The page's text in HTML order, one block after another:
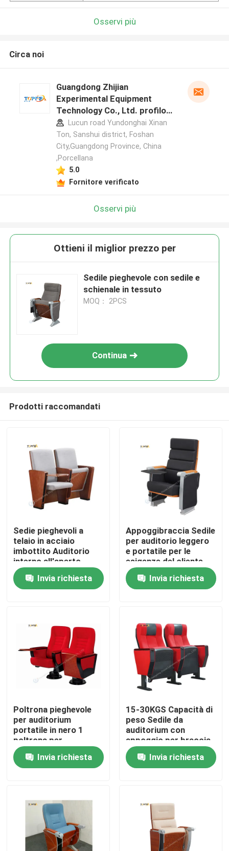
Casa
Prodotti
Chi siamo
Fatory Tour
Controllo di qualità
Contattaci
Banchi di lavoro di laboratorio
Cappuccio del vapore del laboratorio
Osservi più
Circa noi
Guangdong Zhijian
Experimental Equipment
Technology Co., Ltd. profilo
del produttore
Lucun road Yundonghai Xinan
Ton, Sanshui district, Foshan
City,Guangdong Province, China
,Porcellana
5.0
Fornitore verificato
Osservi più
Ottieni il miglior prezzo per
Sedile pieghevole con sedile e
schienale in tessuto
MOQ： 2PCS
Continua
Prodotti raccomandati
Sedie pieghevoli a
telaio in acciaio
imbottito Auditorio
interno all'aperto
Sedute 15 ~ 30KGS
Capacità di peso
Invia richiesta
Appoggibraccia Sedile
per auditorio leggero
e portatile per le
esigenze del cliente
Invia richiesta
Poltrona pieghevole
per auditorium
portatile in nero 1
poltrona per
pacchetto Peso
leggero e facile da
portare
Invia richiesta
15-30KGS Capacità di
peso Sedile da
auditorium con
appoggio per braccia
personalizzabile
Invia richiesta